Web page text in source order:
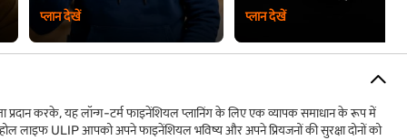
प्लान देखें
प्लान देखें
करके, यह लॉन्ग-टर्म फाइनेंशियल प्लानिंग के लिए एक व्यापक समाधान के रूप में
लाइफ ULIP आपको अपने फाइनेंशियल भविष्य और अपने प्रियजनों की सुरक्षा दोनों को